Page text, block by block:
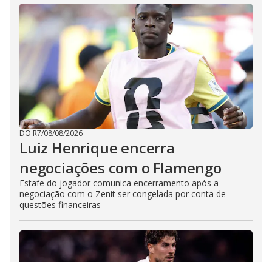
DO R7/08/08/2026
Luiz Henrique encerra
negociações com o Flamengo
Estafe do jogador comunica encerramento após a
negociação com o Zenit ser congelada por conta de
questões financeiras